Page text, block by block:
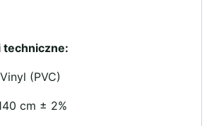
techniczne:
(PVC)
cm ± 2%